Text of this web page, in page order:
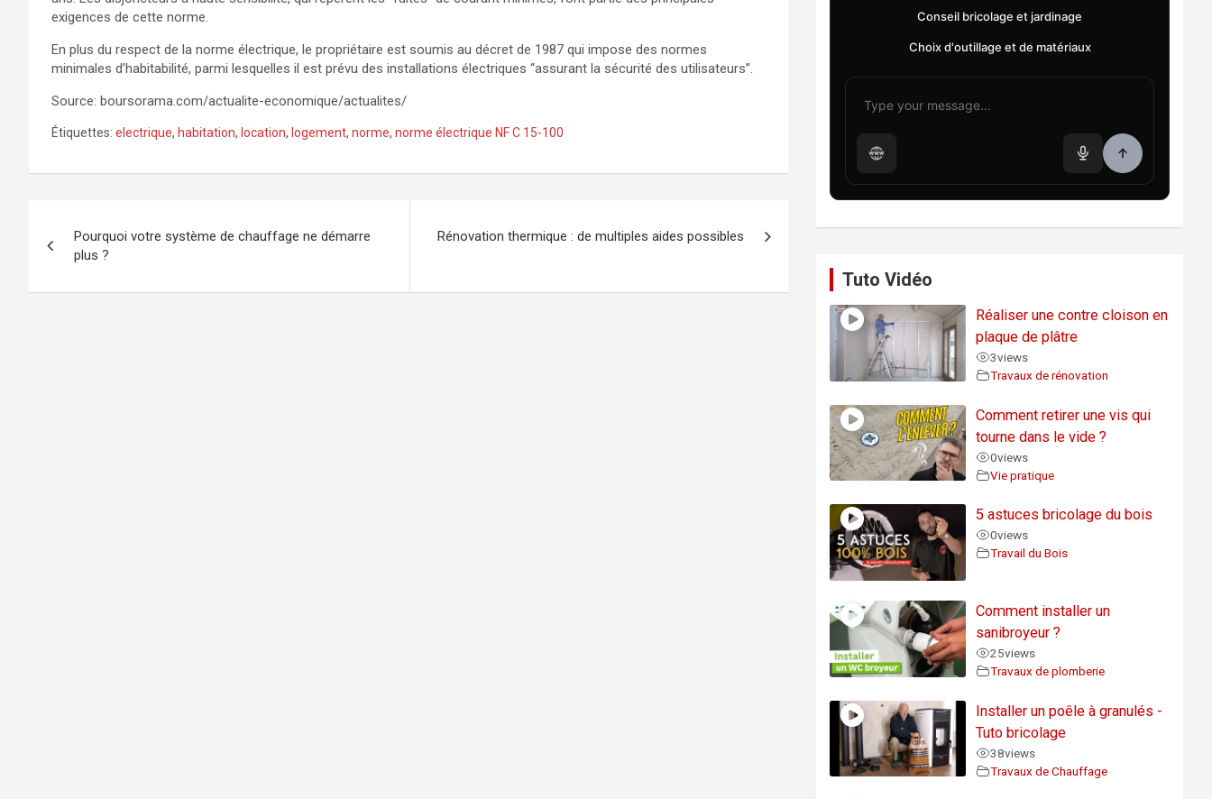
exigences de cette norme.
En plus du respect de la norme électrique, le propriétaire est soumis au décret de 1987 qui impose des normes
minimales d’habitabilité, parmi lesquelles il est prévu des installations électriques “assurant la sécurité des utilisateurs”.
Source: boursorama.com/actualite-economique/actualites/
Étiquettes: electrique, habitation, location, logement, norme, norme électrique NF C 15-100
de
l’article
Pourquoi votre système de chauffage ne démarre
plus ?
Rénovation thermique : de multiples aides possibles
Conseil bricolage et jardinage
Choix d'outillage et de matériaux
Tuto Vidéo
Réaliser une contre cloison en
plaque de plâtre
3views
Travaux de rénovation
Comment retirer une vis qui
tourne dans le vide ?
0views
Vie pratique
5 astuces bricolage du bois
0views
Travail du Bois
Comment installer un
sanibroyeur ?
25views
Travaux de plomberie
Installer un poêle à granulés -
Tuto bricolage
38views
Travaux de Chauffage